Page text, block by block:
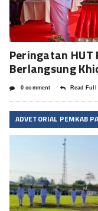
Peringatan HUT
Berlangsung
0 comment Read
ADVETORIAL PEMKAB